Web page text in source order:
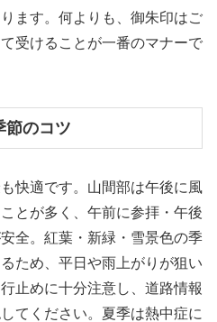
ます。何よりも、御朱印はご
受けることが一番のマナーで
節のコツ
快適です。山間部は午後に風
とが多く、午前に参拝・午後
全。紅葉・新緑・雪景色の季
ため、平日や雨上がりが狙い
止めに十分注意し、道路情報
てください。夏季は熱中症に